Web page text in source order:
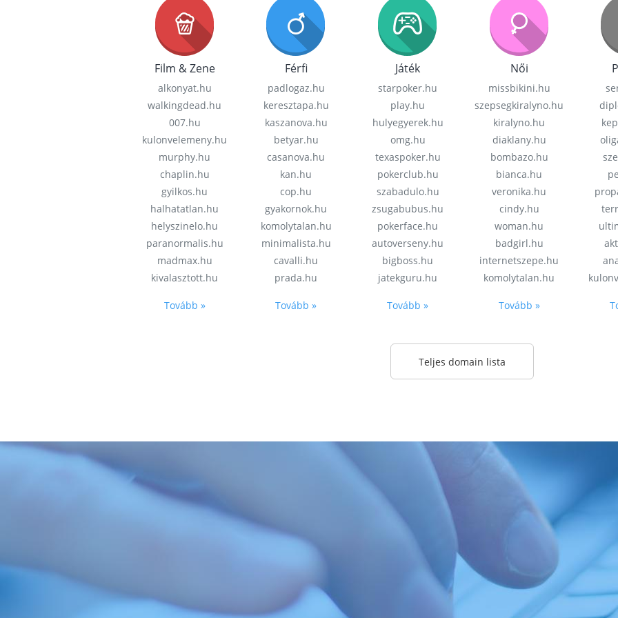
Film & Zene
alkonyat.hu
walkingdead.hu
007.hu
kulonvelemeny.hu
murphy.hu
chaplin.hu
gyilkos.hu
halhatatlan.hu
helyszinelo.hu
paranormalis.hu
madmax.hu
kivalasztott.hu
Tovább »
Férfi
padlogaz.hu
keresztapa.hu
kaszanova.hu
betyar.hu
casanova.hu
kan.hu
cop.hu
gyakornok.hu
komolytalan.hu
minimalista.hu
cavalli.hu
prada.hu
Tovább »
Játék
starpoker.hu
play.hu
hulyegyerek.hu
omg.hu
texaspoker.hu
pokerclub.hu
szabadulo.hu
zsugabubus.hu
pokerface.hu
autoverseny.hu
bigboss.hu
jatekguru.hu
Tovább »
Női
missbikini.hu
szepsegkiralyno.hu
kiralyno.hu
diaklany.hu
bombazo.hu
bianca.hu
veronika.hu
cindy.hu
woman.hu
badgirl.hu
internetszepe.hu
komolytalan.hu
Tovább »
Teljes domain lista